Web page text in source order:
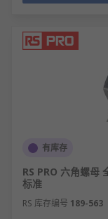
省略。
垫圈的类型
平垫圈：最
力和保护表面
弹簧垫圈：
齿形锁紧垫
面实现防松。
形量。
有库存
RS PRO 六角螺母
标准
RS 库存编号 189-563